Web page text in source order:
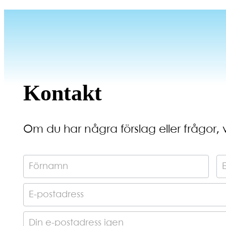
Kontakt
Om du har några förslag eller frågor,
K
o
n
a